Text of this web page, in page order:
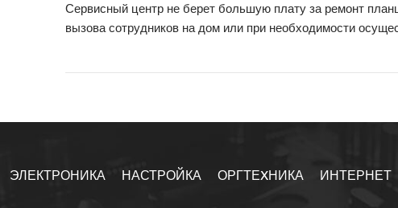
Сервисный центр не берет большую плату за ремонт
вызова сотрудников на дом или при необходимости
ЭЛЕКТРОНИКА НАСТРОЙКА ОРГТЕXНИКА ИНТЕРНЕТ